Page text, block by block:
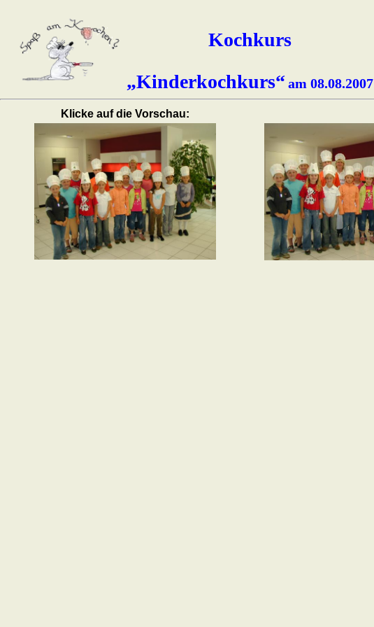
Kochkurs
„Kinderkochkurs“ am 08.08.2007
Klicke auf die Vorschau: